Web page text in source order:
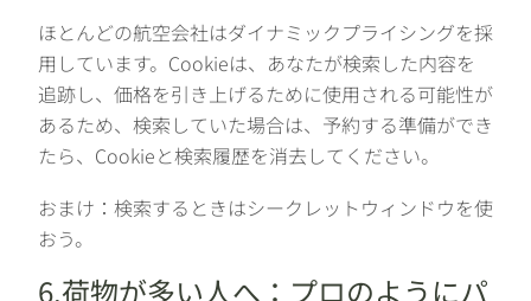
ほとんどの航空会社はダイナミックプライシングを採
用しています。Cookieは、あなたが検索した内容を
追跡し、価格を引き上げるために使用される可能性が
あるため、検索していた場合は、予約する準備ができ
たら、Cookieと検索履歴を消去してください。
おまけ：検索するときはシークレットウィンドウを使
おう。
6.荷物が多い人へ：プロのようにパ